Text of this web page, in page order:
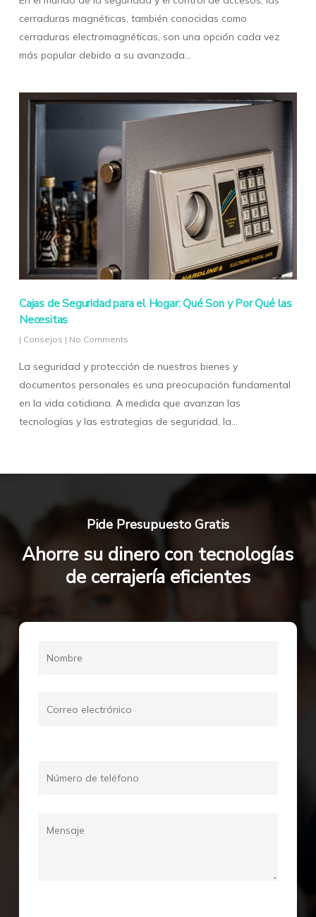
cerraduras magnéticas, también conocidas como
cerraduras electromagnéticas, son una opción cada vez
más popular debido a su avanzada…
Cajas de Seguridad para el Hogar: Qué Son y Por Qué las
Necesitas
| Consejos | No Comments
La seguridad y protección de nuestros bienes y
documentos personales es una preocupación fundamental
en la vida cotidiana. A medida que avanzan las
tecnologías y las estrategias de seguridad, la…
Pide Presupuesto Gratis
Ahorre su dinero con tecnologías
de cerrajería eficientes